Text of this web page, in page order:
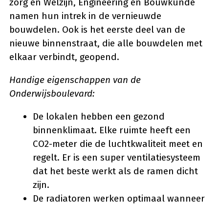
zorg en Welzijn, Engineering en Bouwkunde
namen hun intrek in de vernieuwde
bouwdelen. Ook is het eerste deel van de
nieuwe binnenstraat, die alle bouwdelen met
elkaar verbindt, geopend.
Handige eigenschappen van de
Onderwijsboulevard:
De lokalen hebben een gezond
binnenklimaat. Elke ruimte heeft een
CO2-meter die de luchtkwaliteit meet en
regelt. Er is een super ventilatiesysteem
dat het beste werkt als de ramen dicht
zijn.
De radiatoren werken optimaal wanneer